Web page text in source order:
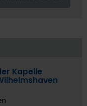
Kapelle